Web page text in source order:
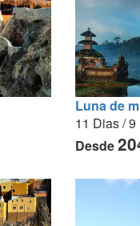
Luna de
11 Dias /
Desde